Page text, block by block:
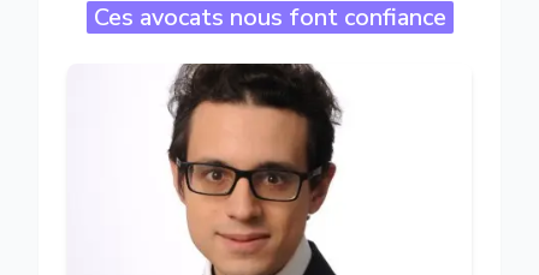
Ces avocats nous font confiance